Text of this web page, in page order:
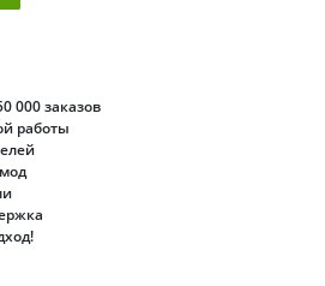
000 заказов
работы